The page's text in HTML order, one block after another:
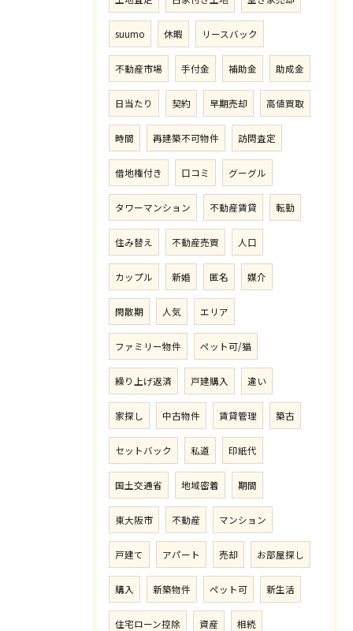
suumo 休暇 リースバック
不動産市場 手付金 補助金 助成金
日当たり 契約 早期売却 高値買取
時間 再建築不可物件 訪問査定
借地権付き 口コミ グーグル
タワーマンション 不動産賃貸 転勤
住み替え 不動産売買 人口
カップル 新婚 匿名 媒介
閑散期 人気 エリア
ファミリー物件 ペット可/猫
繰り上げ返済 戸建購入 違い
家探し 中古物件 賃貸管理 築古
セットバック 私道 印紙代
国土交通省 地域密着 期間
東大阪市 不動産 マンション
戸建て アパート 売却 お部屋探し
購入 新築物件 ペット可 新生活
住宅ローン控除 資産 相続